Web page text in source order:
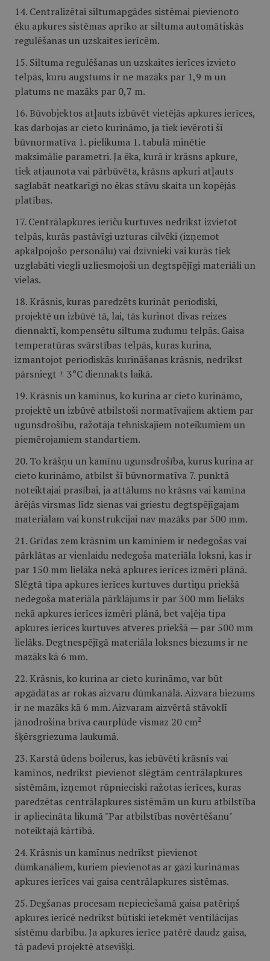
14. Centralizētai siltumapgādes sistēmai pievienoto
ēku apkures sistēmas aprīko ar siltuma automātiskās
regulēšanas un uzskaites ierīcēm.
15. Siltuma regulēšanas un uzskaites ierīces izvieto
telpās, kuru augstums ir ne mazāks par 1,9 m un
platums ne mazāks par 0,7 m.
16. Būvobjektos atļauts izbūvēt vietējās apkures ierīces,
kas darbojas ar cieto kurināmo, ja tiek ievēroti šī
būvnormatīva 1. pielikuma 1. tabulā minētie
maksimālie parametri. Ja ēka, kurā ir krāsns apkure,
tiek atjaunota vai pārbūvēta, krāsns apkuri atļauts
saglabāt neatkarīgi no ēkas stāvu skaita un kopējās
platības.
17. Centrālapkures ierīču kurtuves nedrīkst izvietot
telpās, kurās pastāvīgi uzturas cilvēki (izņemot
apkalpojošo personālu) vai dzīvnieki vai kurās tiek
uzglabāti viegli uzliesmojoši un degtspējīgi materiāli un
vielas.
18. Krāsnis, kuras paredzēts kurināt periodiski,
projektē un izbūvē tā, lai, tās kurinot divas reizes
diennaktī, kompensētu siltuma zudumu telpās. Gaisa
temperatūras svārstības telpās, kuras kurina,
izmantojot periodiskās kurināšanas krāsnis, nedrīkst
pārsniegt ± 3°C diennakts laikā.
19. Krāsnis un kamīnus, ko kurina ar cieto kurināmo,
projektē un izbūvē atbilstoši normatīvajiem aktiem par
ugunsdrošību, ražotāja tehniskajiem noteikumiem un
piemērojamiem standartiem.
20. To krāšņu un kamīnu ugunsdrošība, kurus kurina ar
cieto kurināmo, atbilst šī būvnormatīva 7. punktā
noteiktajai prasībai, ja attālums no krāsns vai kamīna
ārējās virsmas līdz sienas vai griestu degtspējīgajam
materiālam vai konstrukcijai nav mazāks par 500 mm.
21. Grīdas zem krāsnīm un kamīniem ir nedegošas vai
pārklātas ar vienlaidu nedegoša materiāla loksni, kas ir
par 150 mm lielāka nekā apkures ierīces izmēri plānā.
Slēgtā tipa apkures ierīces kurtuves durtiņu priekšā
nedegoša materiāla pārklājums ir par 300 mm lielāks
nekā apkures ierīces izmēri plānā, bet vaļēja tipa
apkures ierīces kurtuves atveres priekšā — par 500 mm
lielāks. Degtnespējīgā materiāla loksnes biezums ir ne
mazāks kā 6 mm.
22. Krāsnis, ko kurina ar cieto kurināmo, var būt
apgādātas ar rokas aizvaru dūmkanālā. Aizvara biezums
ir ne mazāks kā 6 mm. Aizvaram aizvērtā stāvoklī
jānodrošina brīva caurplūde vismaz 20 cm2
šķērsgriezuma laukumā.
23. Karstā ūdens boilerus, kas iebūvēti krāsnīs vai
kamīnos, nedrīkst pievienot slēgtām centrālapkures
sistēmām, izņemot rūpnieciski ražotas ierīces, kuras
paredzētas centrālapkures sistēmām un kuru atbilstība
ir apliecināta likumā "Par atbilstības novērtēšanu"
noteiktajā kārtībā.
24. Krāsnis un kamīnus nedrīkst pievienot
dūmkanāliem, kuriem pievienotas ar gāzi kurināmas
apkures ierīces vai gaisa centrālapkures sistēmas.
25. Degšanas procesam nepieciešamā gaisa patēriņš
apkures ierīcē nedrīkst būtiski ietekmēt ventilācijas
sistēmu darbību. Ja apkures ierīce patērē daudz gaisa,
tā padevi projektē atsevišķi.